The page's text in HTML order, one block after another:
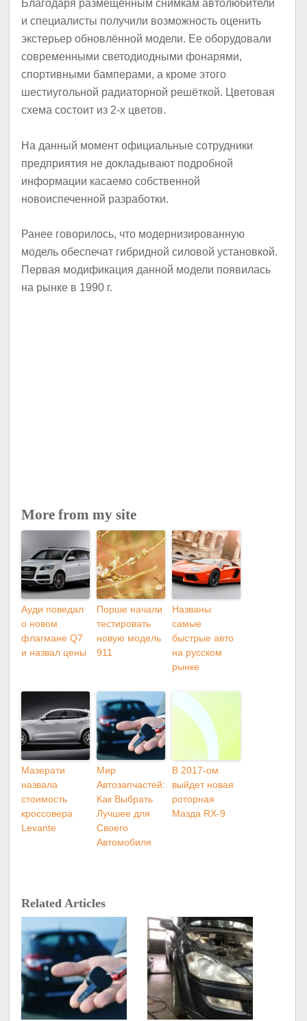
Благодаря размещенным снимкам автолюбители
и специалисты получили возможность оценить
экстерьер обновлённой модели. Ее оборудовали
современными светодиодными фонарями,
спортивными бамперами, а кроме этого
шестиугольной радиаторной решёткой. Цветовая
схема состоит из 2-х цветов.
На данный момент официальные сотрудники
предприятия не докладывают подробной
информации касаемо собственной
новоиспеченной разработки.
Ранее говорилось, что модернизированную
модель обеспечат гибридной силовой установкой.
Первая модификация данной модели появилась
на рынке в 1990 г.
More from my site
Ауди поведал
о новом
флагмане Q7
и назвал цены
Порше начали
тестировать
новую модель
911
Названы
самые
быстрые авто
на русском
рынке
Мазерати
назвала
стоимость
кроссовера
Levante
Мир
Автозапчастей:
Как Выбрать
Лучшее для
Своего
Автомобиля
В 2017-ом
выйдет новая
роторная
Мазда RX-9
Related Articles